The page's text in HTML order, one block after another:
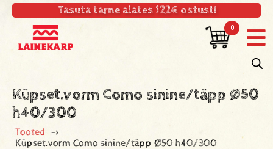
Tasuta tarne alates 122€ ostust!
0
Küpset.vorm Como sinine/täpp Ø50
h40/300
Tooted ->
Küpset.vorm Como sinine/täpp Ø50 h40/300